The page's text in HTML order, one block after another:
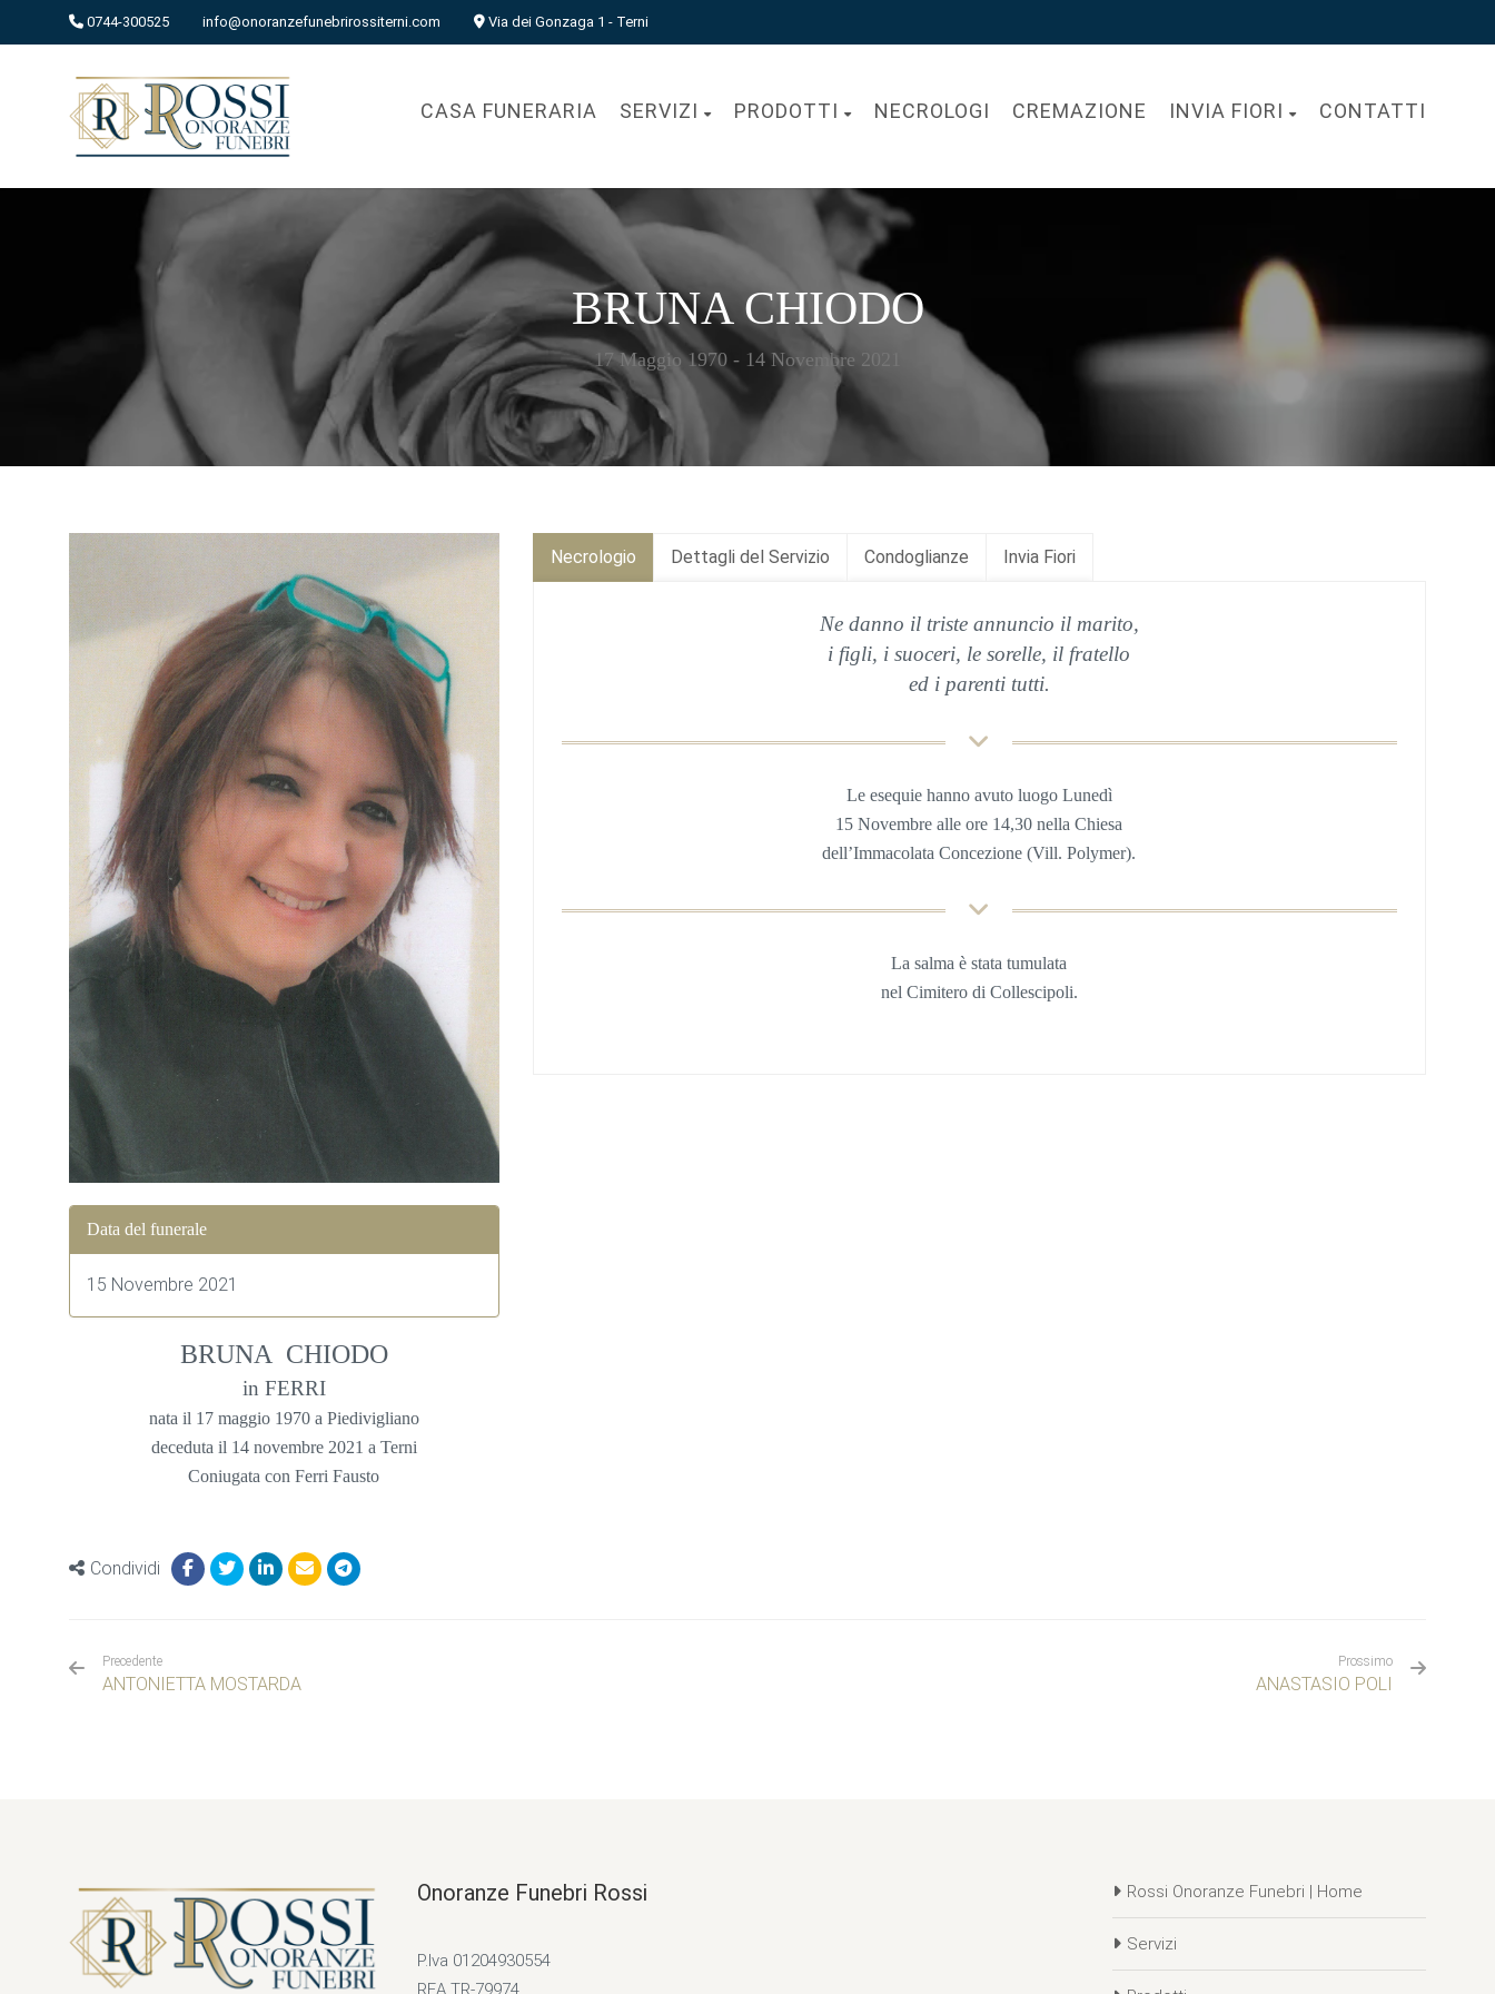
0744-300525 info@onoranzefunebrirossiterni.com Via dei Gonzaga 1 - Terni
CASA FUNERARIA SERVIZI PRODOTTI NECROLOGI CREMAZIONE INVIA FIORI CONTATTI
BRUNA CHIODO
17 Maggio 1970 - 14 Novembre 2021
Data del funerale
15 Novembre 2021
BRUNA CHIODO
in FERRI
nata il 17 maggio 1970 a Piedivigliano
deceduta il 14 novembre 2021 a Terni
Coniugata con Ferri Fausto
Condividi
Necrologio Dettagli del Servizio Condoglianze Invia Fiori
Ne danno il triste annuncio il marito,
i figli, i suoceri, le sorelle, il fratello
ed i parenti tutti.
Le esequie hanno avuto luogo Lunedì
15 Novembre alle ore 14,30 nellaChiesa
dell’Immacolata Concezione (Vill. Polymer).
La salma è stata tumulata
nel Cimitero di Collescipoli.
Precedente
ANTONIETTA MOSTARDA
Prossimo
ANASTASIO POLI
Onoranze Funebri Rossi
P.Iva 01204930554
Rossi Onoranze Funebri | Home
Servizi